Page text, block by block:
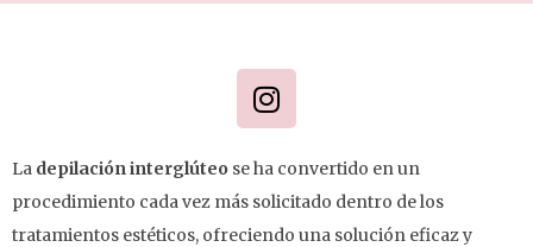
La depilación interglúteo se ha convertido en un
procedimiento cada vez más solicitado dentro de los
tratamientos estéticos, ofreciendo una solución eficaz y